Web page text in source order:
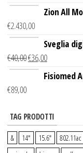
Zion All
€2.430,00
Sveglia
Wireless Qi
€40,00€36,00
Fisiomed
€89,00
TAG PRODOTTI
& 14″ 15.6″ 802.11ac